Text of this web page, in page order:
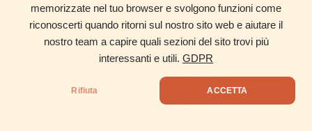
memorizzate nel tuo browser e svolgono funzioni come
riconoscerti quando ritorni sul nostro sito web e aiutare il
nostro team a capire quali sezioni del sito trovi più
interessanti e utili. GDPR
Rifiuta ACCETTA
Apple MacBook Neo 13” con chip A18 Pro:
progettato per l’AI e Apple Intelligence,
display Liquid Retina, 512GB di
archiviazione SSD, videocamera FaceTime
HD a 1080p, Touch ID – Argento
899,00 EUR